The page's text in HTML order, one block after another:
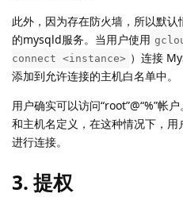
此外，因为存在防火墙，所以默
的mysqld服务。当用户使用
connect <instance> ）连接
添加到允许连接的主机白名单中。
用户确实可以访问“root”@“%”帐
和主机名定义，在这种情况下，用
进行连接。
3. 提权